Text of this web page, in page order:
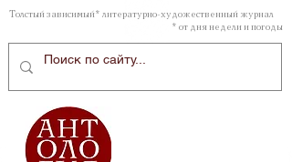
Толстый зависимый* литературно-художественный журнал
* от дня недели и погоды